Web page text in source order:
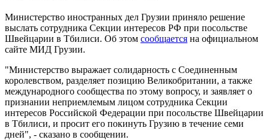
Министерство иностранных дел Грузии приняло решение
выслать сотрудника Секции интересов РФ при посольстве
Швейцарии в Тбилиси. Об этом сообщается на официальном
сайте МИД Грузии.
"Министерство выражает солидарность с Соединенным
королевством, разделяет позицию Великобритании, а также
международного сообщества по этому вопросу, и заявляет о
признании неприемлемым лицом сотрудника Секции
интересов Российской Федерации при посольстве Швейцарии
в Тбилиси, и просит его покинуть Грузию в течение семи
дней", - сказано в сообщении.